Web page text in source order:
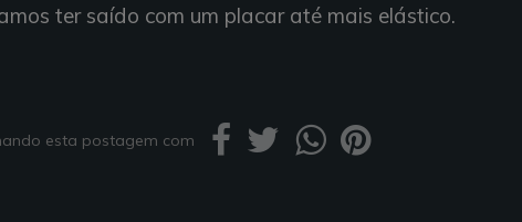
ter saído com um placar até mais elástico.
esta postagem com